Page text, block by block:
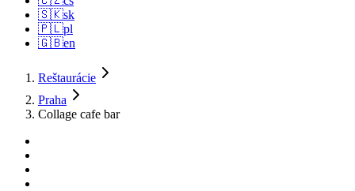
🇸🇰sk
🇵🇱pl
🇬🇧en
Reštaurácie
Praha
Collage cafe bar